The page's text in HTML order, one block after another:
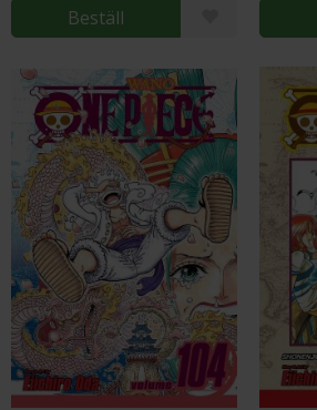
Beställ